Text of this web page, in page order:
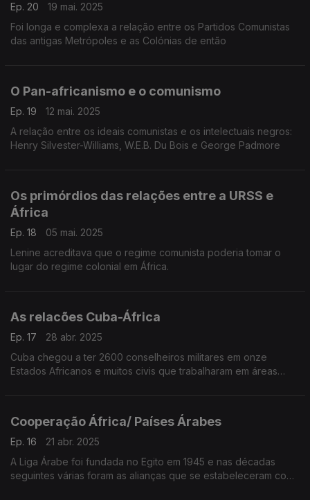
Ep. 20
19 mai. 2025
Foi longa e complexa a relação entre os Partidos Comunistas
das antigas Metrópoles e as Colónias de então
O Pan-africanismo e o comunismo
Ep. 19
12 mai. 2025
A relação entre os ideais comunistas e os intelectuais negros:
Henry Silvester-Williams, W.E.B. Du Bois e George Padmore
Os primórdios das relações entre a URSS e
África
Ep. 18
05 mai. 2025
Lenine acreditava que o regime comunista poderia tomar o
lugar do regime colonial em África.
As relacões Cuba-África
Ep. 17
28 abr. 2025
Cuba chegou a ter 2600 conselheiros militares em onze
Estados Africanos e muitos civis que trabalharam em áreas
Cooperação África/ Países Árabes
Ep. 16
21 abr. 2025
A Liga Árabe foi fundada no Egito em 1945 e nas décadas
seguintes várias foram as alianças que se estabeleceram com